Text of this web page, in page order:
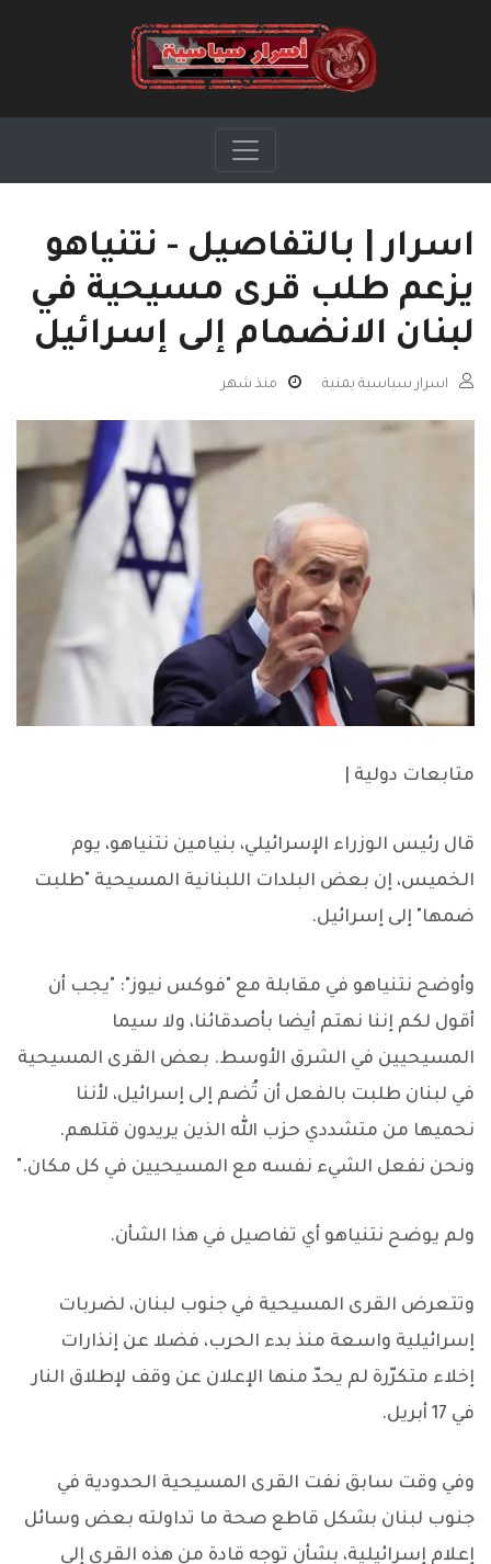
اسرار | بالتفاصيل - نتنياهو
يزعم طلب قرى مسيحية في
لبنان الانضمام إلى إسرائيل
اسرار سياسية يمنية منذ شهر
متابعات دولية |
قال رئيس الوزراء الإسرائيلي، بنيامين نتنياهو، يوم
الخميس، إن بعض البلدات اللبنانية المسيحية "طلبت
ضمها" إلى إسرائيل.
وأوضح نتنياهو في مقابلة مع "فوكس نيوز": "يجب أن
أقول لكم إننا نهتم أيضا بأصدقائنا، ولا سيما
المسيحيين في الشرق الأوسط. بعض القرى المسيحية
في لبنان طلبت بالفعل أن تُضم إلى إسرائيل، لأننا
نحميها من متشددي حزب الله الذين يريدون قتلهم.
ونحن نفعل الشيء نفسه مع المسيحيين في كل مكان."
ولم يوضح نتنياهو أي تفاصيل في هذا الشأن.
وتتعرض القرى المسيحية في جنوب لبنان، لضربات
إسرائيلية واسعة منذ بدء الحرب، فضلا عن إنذارات
إخلاء متكرّرة لم يحدّ منها الإعلان عن وقف لإطلاق النار
في 17 أبريل.
وفي وقت سابق نفت القرى المسيحية الحدودية في
جنوب لبنان بشكل قاطع صحة ما تداولته بعض وسائل
إعلام إسرائيلية، بشأن توجه قادة من هذه القرى إلى